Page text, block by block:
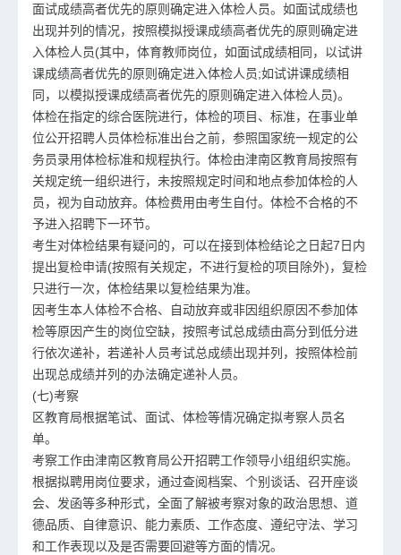
面试成绩高者优先的原则确定进入体检人员。如面试成绩也
出现并列的情况，按照模拟授课成绩高者优先的原则确定进
入体检人员(其中，体育教师岗位，如面试成绩相同，以试讲
课成绩高者优先的原则确定进入体检人员;如试讲课成绩相
同，以模拟授课成绩高者优先的原则确定进入体检人员)。
体检在指定的综合医院进行，体检的项目、标准，在事业单
位公开招聘人员体检标准出台之前，参照国家统一规定的公
务员录用体检标准和规程执行。体检由津南区教育局按照有
关规定统一组织进行，未按照规定时间和地点参加体检的人
员，视为自动放弃。体检费用由考生自付。体检不合格的不
予进入招聘下一环节。
考生对体检结果有疑问的，可以在接到体检结论之日起7日内
提出复检申请(按照有关规定，不进行复检的项目除外)，复检
只进行一次，体检结果以复检结果为准。
因考生本人体检不合格、自动放弃或非因组织原因不参加体
检等原因产生的岗位空缺，按照考试总成绩由高分到低分进
行依次递补，若递补人员考试总成绩出现并列，按照体检前
出现总成绩并列的办法确定递补人员。
(七)考察
区教育局根据笔试、面试、体检等情况确定拟考察人员名
单。
考察工作由津南区教育局公开招聘工作领导小组组织实施。
根据拟聘用岗位要求，通过查阅档案、个别谈话、召开座谈
会、发函等多种形式，全面了解被考察对象的政治思想、道
德品质、自律意识、能力素质、工作态度、遵纪守法、学习
和工作表现以及是否需要回避等方面的情况。